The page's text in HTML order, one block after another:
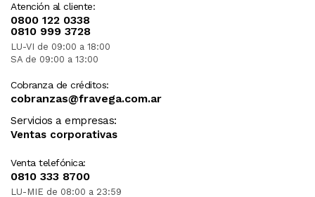
Atención al cliente:
0800 122 0338
0810 999 3728
LU-VI de 09:00 a 18:00
SA de 09:00 a 13:00
Cobranza de créditos:
cobranzas@fravega.com.ar
Servicios a empresas:
Ventas corporativas
Venta telefónica:
0810 333 8700
LU-MIE de 08:00 a 23:59